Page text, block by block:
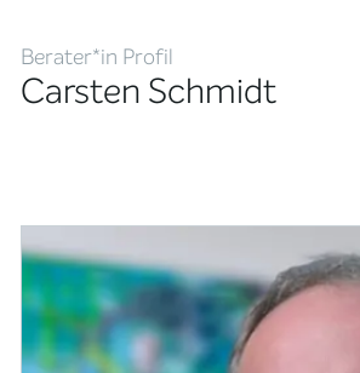
Berater*in Profil
Carsten Schmidt